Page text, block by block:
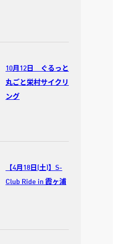
10月12日 ぐるっと
丸ごと栄村サイクリ
ング
【4月18日(土)】S-
Club Ride in 霞ヶ浦